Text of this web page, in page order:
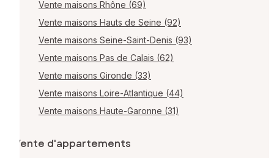
Vente maisons Rhône (69)
Vente maisons Hauts de Seine (92)
Vente maisons Seine-Saint-Denis (93)
Vente maisons Pas de Calais (62)
Vente maisons Gironde (33)
Vente maisons Loire-Atlantique (44)
Vente maisons Haute-Garonne (31)
Vente d'appartements